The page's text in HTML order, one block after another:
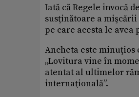
Iată că Regele invocă
susţinătoare a
pe care acesta le
Ancheta este minuţios
„Lovitura vine în
atentat al ultimelor
internaţională”.